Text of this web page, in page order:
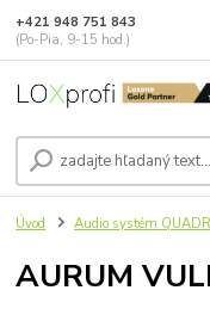
+421 948 751 843
(Po-Pia, 9-15 hod.)
Úvod Audio systém
AURUM